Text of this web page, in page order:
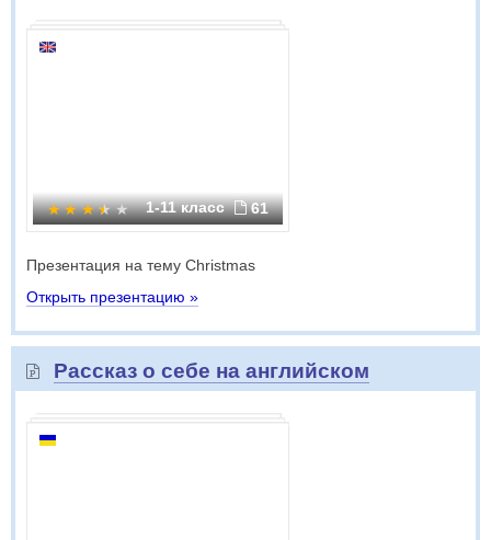
1-11 класс 61
Презентация на тему Christmas
Открыть презентацию »
Рассказ о себе на английском